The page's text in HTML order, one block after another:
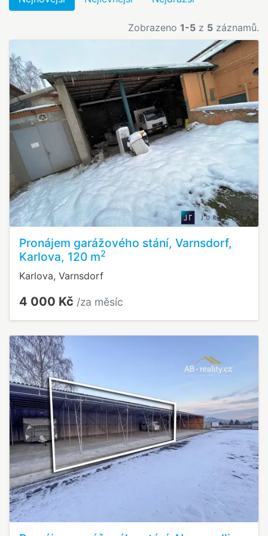
Zobrazeno 1-5 z 5 záznamů.
Pronájem garážového stání, Varnsdorf,
Karlova, 120 m2
Karlova, Varnsdorf
4 000 Kč /za měsíc